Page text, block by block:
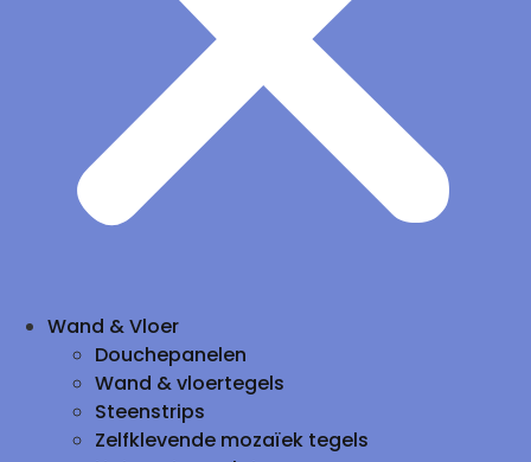
Wand & Vloer
Douchepanelen
Wand & vloertegels
Steenstrips
Zelfklevende mozaïek tegels